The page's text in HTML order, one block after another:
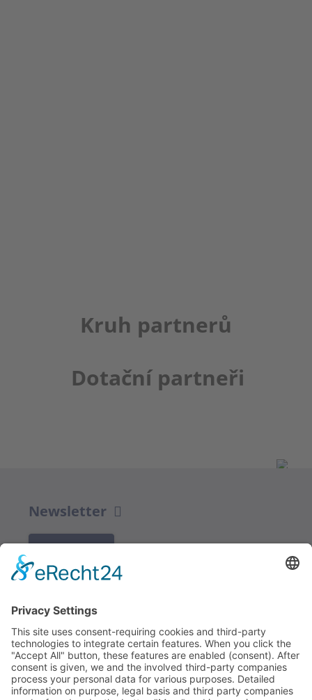
Kruh partnerů
Dotační partneři
Newsletter
Redakce bbkult.net
Centrum Bavaria Bohemia (CeBB)
Dr. Veronika Hofinger
Freyung 1, 92539 Schönsee
Tel.:+49 (0)9674 / 92 48 78
veronika.hofinger@cebb.de